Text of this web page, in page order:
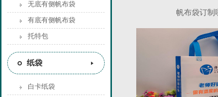
无底有侧帆布袋
有底有侧帆布袋
托特包
纸袋
白卡纸袋
帆布袋订制